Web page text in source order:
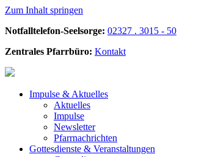
Zum Inhalt springen
Notfalltelefon-Seelsorge: 02327 . 3015 - 50
Zentrales Pfarrbüro: Kontakt
Impulse & Aktuelles
Aktuelles
Impulse
Newsletter
Pfarrnachrichten
Gottesdienste & Veranstaltungen